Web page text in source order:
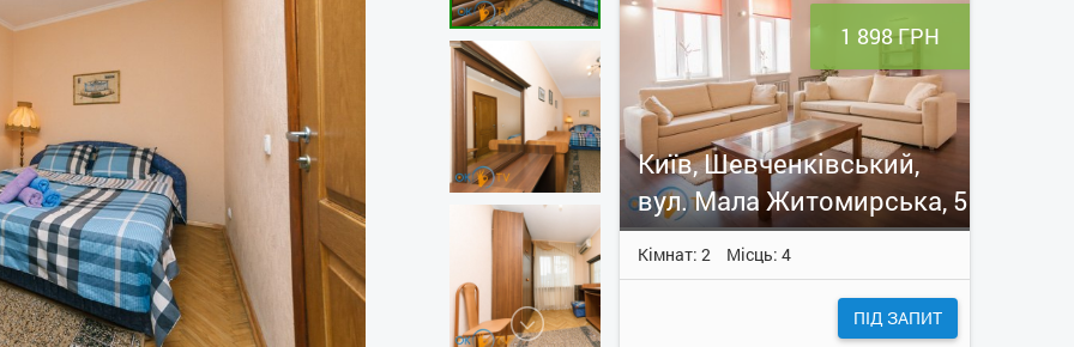
1 898 ГРН
Київ, Шевченківський,
вул. Мала Житомирська, 5
Кімнат: 2 Місць: 4
ПІД ЗАПИТ